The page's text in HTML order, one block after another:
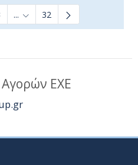
... Ενδιάμεσες σελίδες Use
32
ΕΧΕ